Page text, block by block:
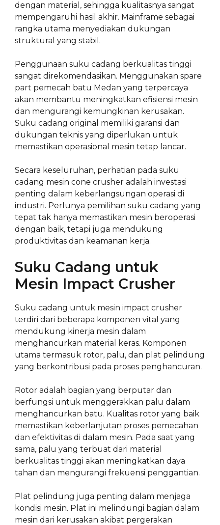
dengan material, sehingga kualitasnya sangat
mempengaruhi hasil akhir. Mainframe sebagai
rangka utama menyediakan dukungan
struktural yang stabil.
Penggunaan suku cadang berkualitas tinggi
sangat direkomendasikan. Menggunakan spare
part pemecah batu Medan yang terpercaya
akan membantu meningkatkan efisiensi mesin
dan mengurangi kemungkinan kerusakan.
Suku cadang original memiliki garansi dan
dukungan teknis yang diperlukan untuk
memastikan operasional mesin tetap lancar.
Secara keseluruhan, perhatian pada suku
cadang mesin cone crusher adalah investasi
penting dalam keberlangsungan operasi di
industri. Perlunya pemilihan suku cadang yang
tepat tak hanya memastikan mesin beroperasi
dengan baik, tetapi juga mendukung
produktivitas dan keamanan kerja.
Suku Cadang untuk
Mesin Impact Crusher
Suku cadang untuk mesin impact crusher
terdiri dari beberapa komponen vital yang
mendukung kinerja mesin dalam
menghancurkan material keras. Komponen
utama termasuk rotor, palu, dan plat pelindung
yang berkontribusi pada proses penghancuran.
Rotor adalah bagian yang berputar dan
berfungsi untuk menggerakkan palu dalam
menghancurkan batu. Kualitas rotor yang baik
memastikan keberlanjutan proses pemecahan
dan efektivitas di dalam mesin. Pada saat yang
sama, palu yang terbuat dari material
berkualitas tinggi akan meningkatkan daya
tahan dan mengurangi frekuensi penggantian.
Plat pelindung juga penting dalam menjaga
kondisi mesin. Plat ini melindungi bagian dalam
mesin dari kerusakan akibat pergerakan